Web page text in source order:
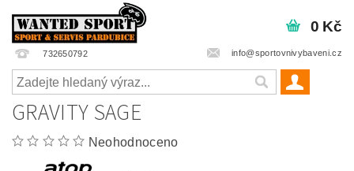
732650792 info@sportovnivybaveni.cz
0 Kč
GRAVITY SAGE
Neohodnoceno